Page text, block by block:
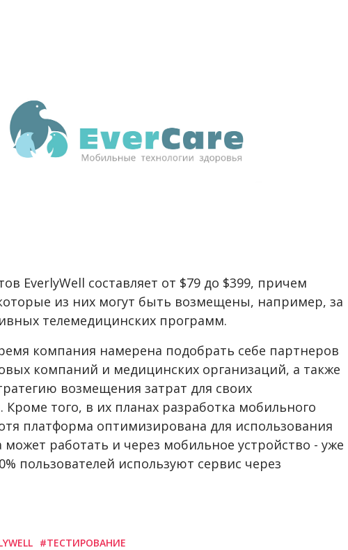
EverlyWell составляет от $79 до $399, причем
из них могут быть возмещены, например, за
телемедицинских программ.
компания намерена подобрать себе партнеров
компаний и медицинских организаций, а также
возмещения затрат для своих
Кроме того, в их планах разработка мобильного
платформа оптимизирована для использования
может работать и через мобильное устройство - уже
пользователей используют сервис через
#ТЕСТИРОВАНИЕ